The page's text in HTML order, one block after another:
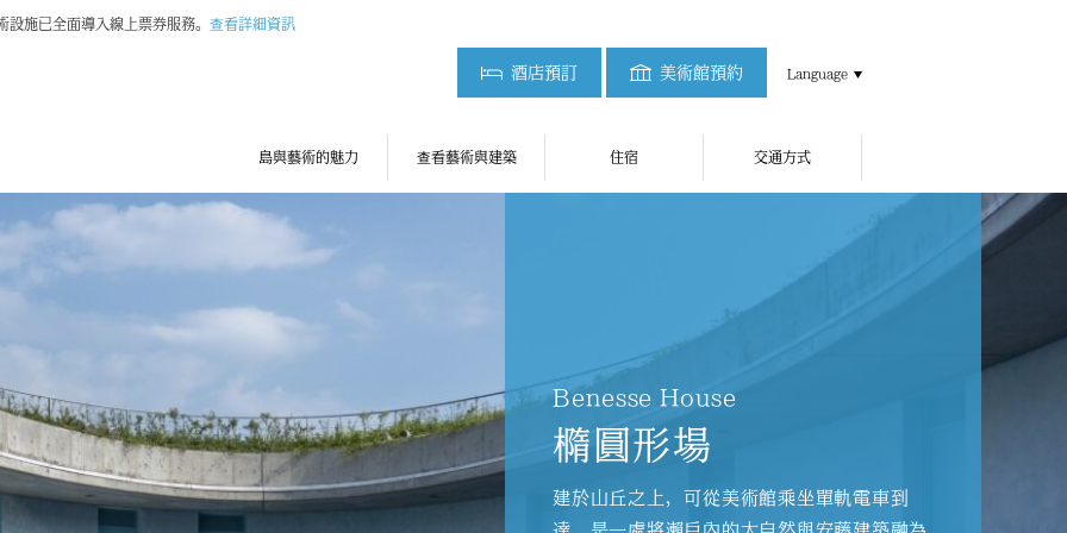
施已全面導入線上票券服務。 查看詳細資訊
酒店預訂 美術館預約
島與藝術的魅力 查看藝術與建築 住宿 交通方式
Language
Benesse House
橢圓形場
建於山丘之上，可從美術館乘坐單軌電車到